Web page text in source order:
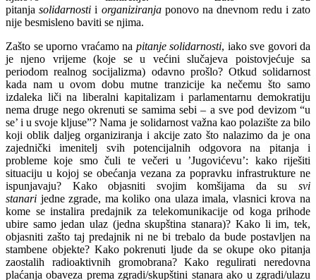
pitanjasolidarnosti i organiziranjaponovo na dnevnom redu i zato
nije besmisleno baviti se njima.
Zašto se uporno vraćamo na pitanje solidarnosti, iako sve govori da
je njeno vrijeme (koje se u većini slučajeva poistovjećuje sa
periodom realnog socijalizma) odavno prošlo? Otkud solidarnost
kada nam u ovom dobu mutne tranzicije ka nečemu što samo
izdaleka liči na liberalni kapitalizam i parlamentarnu demokratiju
nema druge nego okrenuti se samima sebi – a sve pod devizom “u
se’ i u svoje kljuse”? Nama je solidarnost važna kao polazište za bilo
koji oblik daljeg organiziranja i akcije zato što nalazimo da je ona
zajednički imenitelj svih potencijalnih odgovora na pitanja i
probleme koje smo čuli te večeri u ’Jugovićevu’: kako riješiti
situaciju u kojoj se obećanja vezana za popravku infrastrukture ne
ispunjavaju? Kako objasniti svojim komšijama da su svi
stanari jedne zgrade, ma koliko ona ulaza imala, vlasnici krova na
kome se instalira predajnik za telekomunikacije od koga prihode
ubire samo jedan ulaz (jedna skupština stanara)? Kako li im, tek,
objasniti zašto taj predajnik ni ne bi trebalo da bude postavljen na
stambene objekte? Kako pokrenuti ljude da se okupe oko pitanja
zaostalih radioaktivnih gromobrana? Kako regulirati neredovna
plaćanja obaveza prema zgradi/skupštini stanara ako u zgradi/ulazu